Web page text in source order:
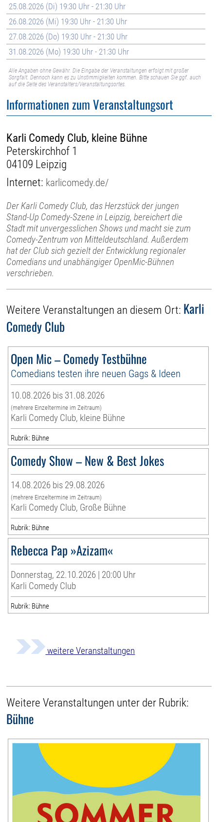
25.08.2026 (Di) 19:30 Uhr - 21:30 Uhr
26.08.2026 (Mi) 19:30 Uhr - 21:30 Uhr
27.08.2026 (Do) 19:30 Uhr - 21:30 Uhr
31.08.2026 (Mo) 19:30 Uhr - 21:30 Uhr
Alle Angaben ohne Gewähr. Die Eingabe der Veranstaltungen erfolgt mit großer
Sorgfalt. Dennoch kann es zu Unstimmigkeiten kommen. Bitte schauen Sie ggf. auch
auf die Seite des Veranstalters/Veranstaltungsortes.
Informationen zum Veranstaltungsort
Karli Comedy Club, kleine Bühne
Peterskirchhof 1
04109 Leipzig
Internet: karlicomedy.de/
Der Karli Comedy Club, das Herzstück der jungen
Stand-Up Comedy-Szene in Leipzig, bereichert die
Stadt mit unvergesslichen Shows und macht sie zum
Comedy-Zentrum von Mitteldeutschland. Außerdem
hat der Club sich gezielt der Entwicklung regionaler
Comedians und unabhängiger OpenMic-Bühnen
verschrieben.
Weitere Veranstaltungen an diesem Ort: Karli
Comedy Club
Open Mic – Comedy Testbühne
Comedians testen ihre neuen Gags & Ideen
10.08.2026 bis 31.08.2026
(mehrere Einzeltermine im Zeitraum)
Karli Comedy Club, kleine Bühne
Rubrik: Bühne
Comedy Show – New & Best Jokes
14.08.2026 bis 29.08.2026
(mehrere Einzeltermine im Zeitraum)
Karli Comedy Club, Große Bühne
Rubrik: Bühne
Rebecca Pap »Azizam«
Donnerstag, 22.10.2026 | 20:00 Uhr
Karli Comedy Club
Rubrik: Bühne
weitere Veranstaltungen
Weitere Veranstaltungen unter der Rubrik:
Bühne